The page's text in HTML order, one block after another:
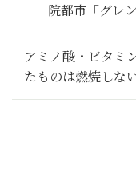
院都市「グレ
アミノ酸・ビタミ
たものは燃焼しな